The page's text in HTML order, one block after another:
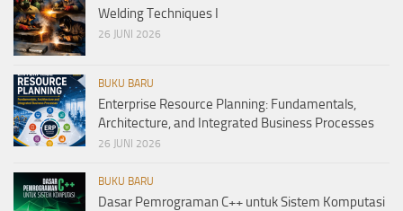
Welding Techniques I
26 JUNI 2026
BUKU BARU
Enterprise Resource Planning: Fundamentals,
Architecture, and Integrated Business Processes
26 JUNI 2026
BUKU BARU
Dasar Pemrograman C++ untuk Sistem Komputasi